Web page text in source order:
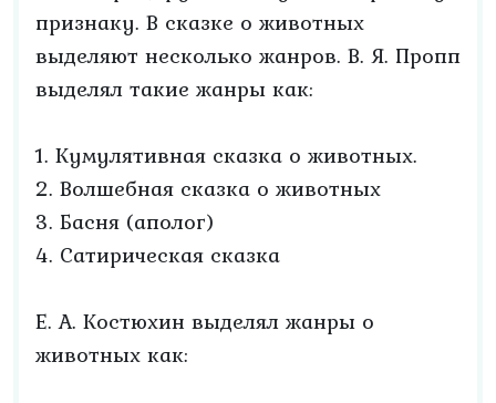
признаку. В сказке о животных
выделяют несколько жанров. В. Я. Пропп
выделял такие жанры как:
1. Кумулятивная сказка о животных.
2. Волшебная сказка о животных
3. Басня (аполог)
4. Сатирическая сказка
Е. А. Костюхин выделял жанры о
животных как: